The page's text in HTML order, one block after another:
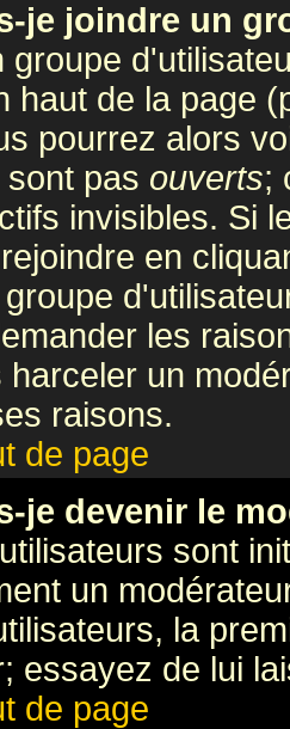
je joindre un
groupe
haut de la page
pourrez alors
pas ouverts;
invisibles. Si
en
les
harceler un
raisons.
de page
je devenir le
sont
un
la
essayez de lui
de page